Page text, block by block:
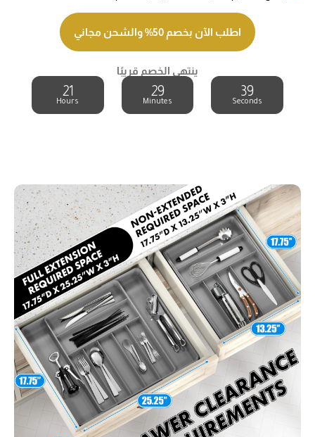
اطلب الآن بخصم 50% والشحن مجاني
ينتهي الخصم قريبًا
21
Hours
29
Minutes
39
Seconds